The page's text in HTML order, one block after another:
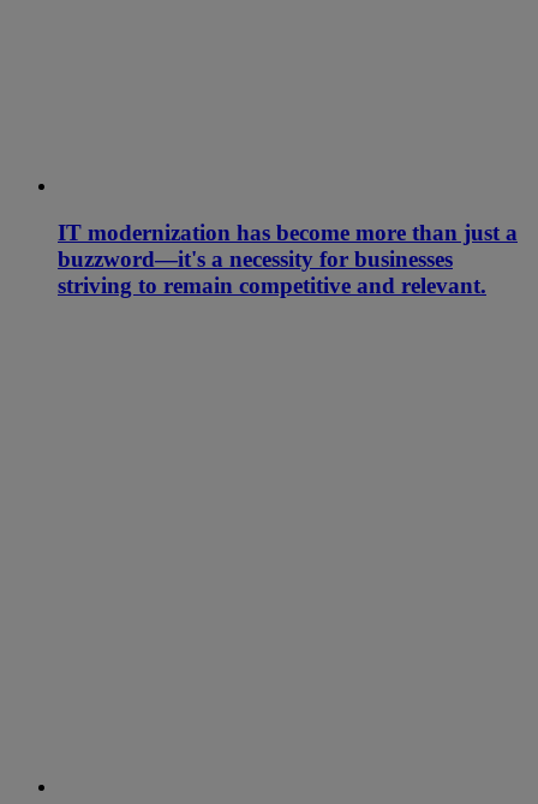
IT modernization has become more than just a
buzzword—it's a necessity for businesses
striving to remain competitive and relevant.